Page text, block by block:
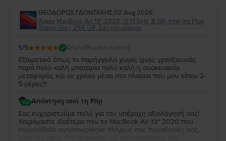
ΘΕΟΔΩΡΟΣ ΓΔΟΝΤΑΚΗΣ,02 Aug 2026
Apple MacBook Air 13″ 2020, i3 1.1 GHz, 8 GB, Intel Iris Plus,
Space Gray, 256 GB, Σαν καινούργιο
5/5 Επαληθευμένη κριτική
Εξαιρετικό όπως το παρήγγειλα χωρίς ίχνος γρατζουνιάς
παρά πολύ καλή μπαταρία πολύ καλή η συσκευασία
μεταφοράς και σε χρόνο μέσα στα πλαίσια που μου είπαν 2-
5 μέρες!!!
Απάντηση από τη Flip
Σας ευχαριστούμε πολύ για την υπέροχη αξιολόγησή σας!
Χαιρόμαστε ιδιαίτερα που το MacBook Air 13″ 2020 που
παραλάβατε ανταποκρίθηκε πλήρως στις προσδοκίες σας,